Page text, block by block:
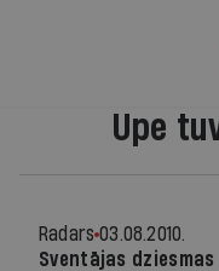
Upe
Radars 03.08.2010.
Sventājas dziesmas